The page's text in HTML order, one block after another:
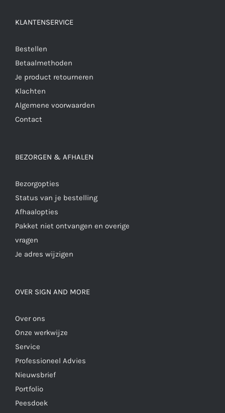
KLANTENSERVICE
Bestellen
Betaalmethoden
Je product retourneren
Klachten
Algemene voorwaarden
Contact
BEZORGEN & AFHALEN
Bezorgopties
Status van je bestelling
Afhaalopties
Pakket niet ontvangen en overige
vragen
Je adres wijzigen
OVER SIGN AND MORE
Over ons
Onze werkwijze
Service
Professioneel Advies
Nieuwsbrief
Portfolio
Peesdoek